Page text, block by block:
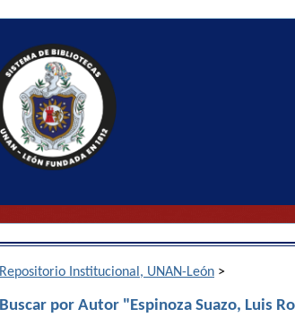
Repositorio Institucional, UNAN-León >
Buscar por Autor "Espinoza Suazo, Luis